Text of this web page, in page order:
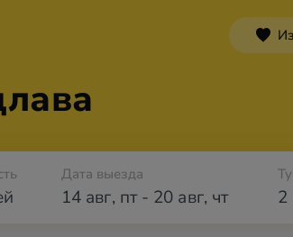
Дата выезда
14 авг, пт- 20 авг, чт 2